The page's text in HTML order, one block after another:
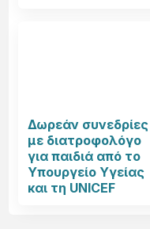
Δωρεάν συνεδρίες
με διατροφολόγο
για παιδιά από το
Υπουργείο Υγείας
και τη UNICEF